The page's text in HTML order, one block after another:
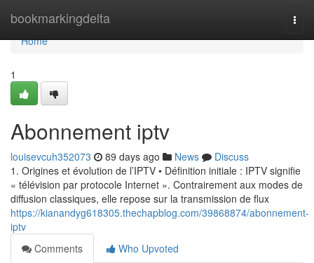
bookmarkingdelta
Home
Home
1
Abonnement iptv
louisevcuh352073 89 days ago News
Discuss
1. Origines et évolution de l’IPTV • Définition initiale : IPTV signifie
« télévision par protocole Internet ». Contrairement aux modes de
diffusion classiques, elle repose sur la transmission de flux
https://kianandyg618305.thechapblog.com/39868874/abonnement-
iptv
Comments
Who Upvoted